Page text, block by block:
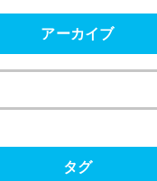
アーカイブ
タグ